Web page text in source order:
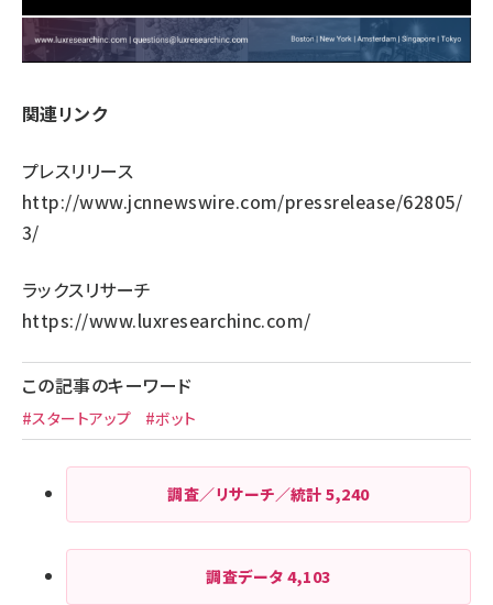
関連リンク
プレスリリース
http://www.jcnnewswire.com/pressrelease/62805/
3/
ラックスリサーチ
https://www.luxresearchinc.com/
この記事のキーワード
#スタートアップ #ボット
調査／リサーチ／統計5,240
調査データ4,103